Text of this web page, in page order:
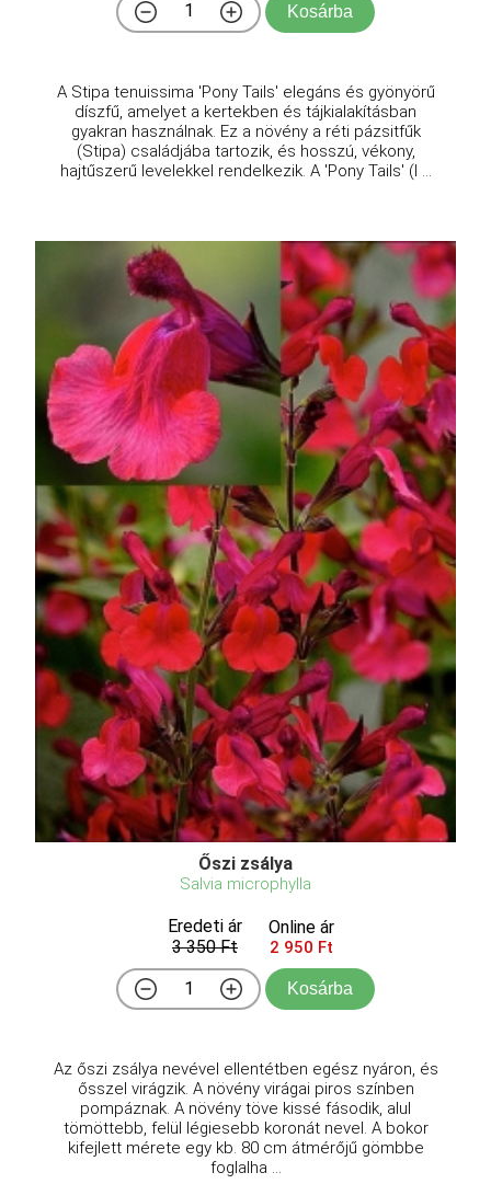
Kosárba
A Stipa tenuissima 'Pony Tails' elegáns és gyönyörű
díszfű, amelyet a kertekben és tájkialakításban
gyakran használnak. Ez a növény a réti pázsitfűk
(Stipa) családjába tartozik, és hosszú, vékony,
hajtűszerű levelekkel rendelkezik. A 'Pony Tails' (l ...
Őszi zsálya
Salvia microphylla
Eredeti ár
3 350 Ft
Online ár
2 950 Ft
Kosárba
Az őszi zsálya nevével ellentétben egész nyáron, és
ősszel virágzik. A növény virágai piros színben
pompáznak. A növény töve kissé fásodik, alul
tömöttebb, felül légiesebb koronát nevel. A bokor
kifejlett mérete egy kb. 80 cm átmérőjű gömbbe
foglalha ...